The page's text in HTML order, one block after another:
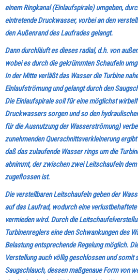
einem Ringkanal (Einlaufspirale) umgeben,
eintretende Druckwasser, vorbei an den
den Außenrand des Laufrades gelangt.
Dann durchläuft es dieses radial, d.h. von
wobei es durch die gekrümmten Schaufeln
In der Mitte verläßt das Wasser die Turbine
Einlaufströmung und gelangt durch den
Die Einlaufspirale soll für eine möglichst
Druckwassers sorgen und so den
für die Ausnutzung der Wasserströmung)
zunehmenden Querschnittsverkleinerung
daß das zulaufende Wasser rings um die
abnimmt, der zwischen zwei Leitschaufeln
zugeflossen ist.
Die verstellbaren Leitschaufeln geben der
auf das Laufrad, wodurch eine
vermieden wird. Durch die
Turbinenreglers eine den Schwankungen des
Belastung entsprechende Regelung möglich.
Verstellung auch völlig geschlossen und somit
Saugschlauch, dessen maßgenaue Form von